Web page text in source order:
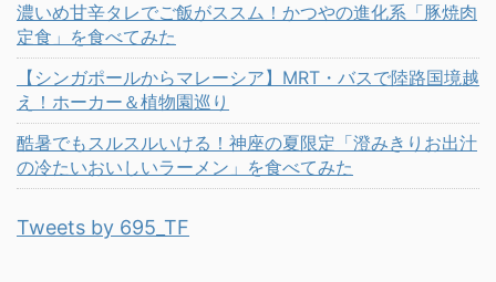
濃いめ甘辛タレでご飯がススム！かつやの進化系「豚焼肉
定食」を食べてみた
【シンガポールからマレーシア】MRT・バスで陸路国境越
え！ホーカー＆植物園巡り
酷暑でもスルスルいける！神座の夏限定「澄みきりお出汁
の冷たいおいしいラーメン」を食べてみた
Tweets by 695_TF